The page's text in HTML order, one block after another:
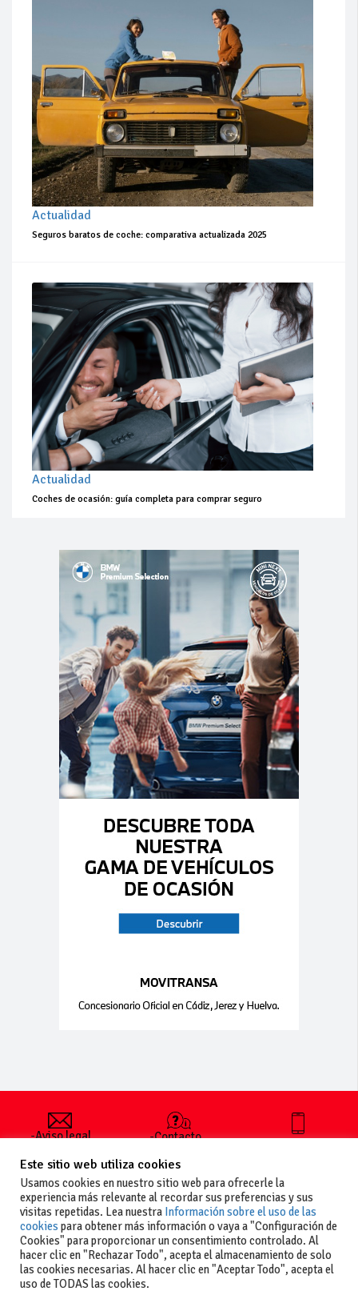
Actualidad
Seguros baratos de coche: comparativa actualizada 2025
Actualidad
Coches de ocasión: guía completa para comprar seguro
-Aviso legal
generales
de uso
-Política de
privacidad
-Política de
cookies
-Contacto
publicar un
anuncio
-Vende+
+34 627 35
Este sitio web utiliza cookies
Usamos cookies en nuestro sitio web para ofrecerle la
experiencia más relevante al recordar sus preferencias y sus
visitas repetidas. Lea nuestra Información sobre el uso de las
cookies para obtener más información o vaya a "Configuración de
Cookies" para proporcionar un consentimiento controlado. Al
hacer clic en "Rechazar Todo", acepta el almacenamiento de solo
las cookies necesarias. Al hacer clic en "Aceptar Todo", acepta el
uso de TODAS las cookies.